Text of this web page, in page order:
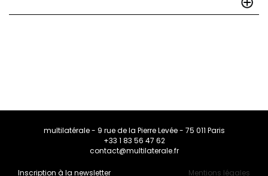
multilatérale - 9 rue de la Pierre Levée - 75 011 Paris
+33 1 83 56 47 62
contact@multilaterale.fr
Inscription à la newsletter Mentions légales